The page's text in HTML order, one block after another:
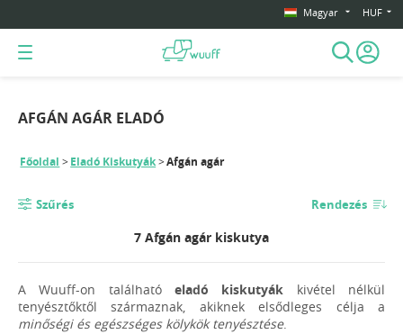
Magyar HUF
AFGÁN AGÁR ELADÓ
Főoldal Eladó Kiskutyák Afgán agár
Szűrés Rendezés
7 Afgán agár kiskutya
A Wuuff-on található eladó kiskutyák kivétel nélkül
tenyésztőktől származnak, akiknek elsődleges célja a
minőségi és egészséges kölykök tenyésztése.